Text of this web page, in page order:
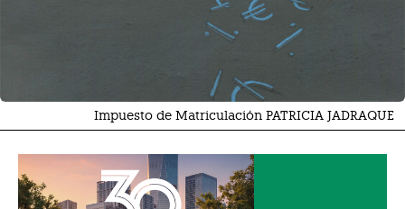
Impuesto de Matriculación PATRICIA JADRAQUE